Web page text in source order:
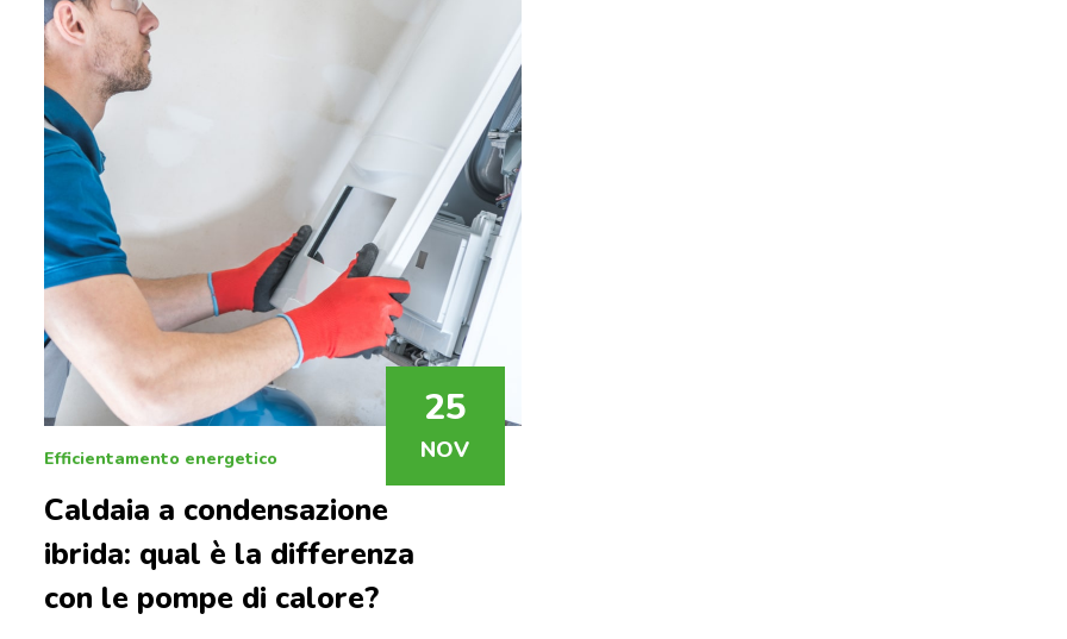
25
NOV
Efficientamento energetico
Caldaia a condensazione
ibrida: qual è la differenza
con le pompe di calore?